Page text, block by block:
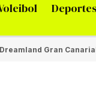
Dreamland Gran Canaria